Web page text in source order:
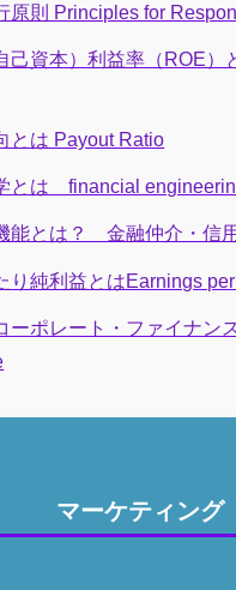
原則 Principles for
己資本）利益率（ROE
とは Payout Ratio
とは financial
能とは？ 金融仲介・信
り純利益とはEarnings
ーポレート・ファイナン
マーケティング